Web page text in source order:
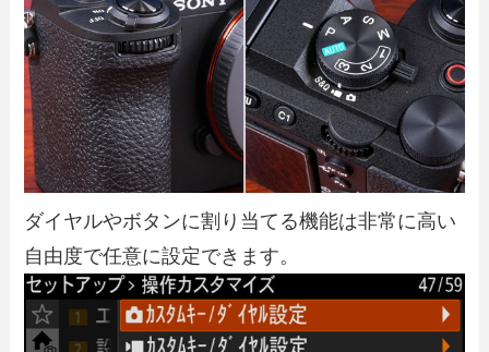
ダイヤルやボタンに割り当てる機能は非常に高い
自由度で任意に設定できます。